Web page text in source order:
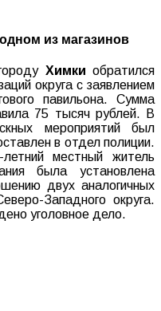
из магазинов
Химки обратился
округа с заявлением
павильона. Сумма
75 тысяч рублей. В
мероприятий был
в отдел полиции.
местный житель
была установлена
двух аналогичных
Западного округа.
уголовное дело.